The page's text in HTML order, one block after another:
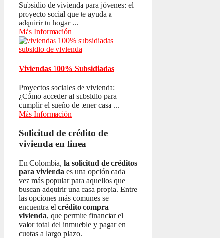
Subsidio de vivienda para jóvenes: el
proyecto social que te ayuda a
adquirir tu hogar ...
Más Información
Viviendas 100% Subsidiadas
Proyectos sociales de vivienda:
¿Cómo acceder al subsidio para
cumplir el sueño de tener casa ...
Más Información
Solicitud de crédito de
vivienda en linea
En Colombia, la solicitud de créditos
para vivienda es una opción cada
vez más popular para aquellos que
buscan adquirir una casa propia. Entre
las opciones más comunes se
encuentra el crédito compra
vivienda, que permite financiar el
valor total del inmueble y pagar en
cuotas a largo plazo.